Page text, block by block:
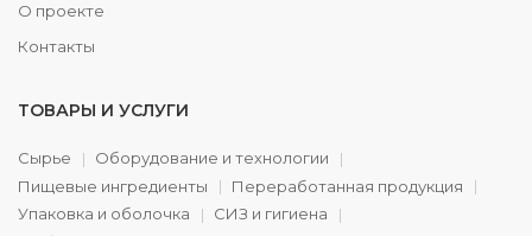
О проекте
Контакты
ТОВАРЫ И УСЛУГИ
Сырье
Оборудование и технологии
Пищевые ингредиенты
Переработанная продукция
Упаковка и оболочка
СИЗ и гигиена